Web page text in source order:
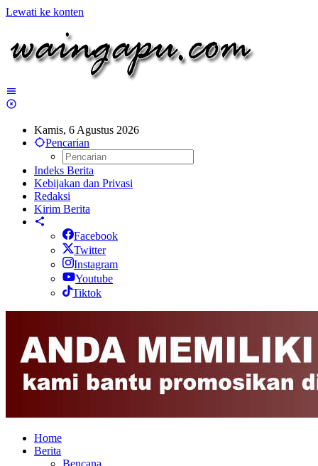
Lewati ke konten
Kamis, 6 Agustus 2026
Pencarian
Indeks Berita
Kebijakan dan Privasi
Redaksi
Kirim Berita
Facebook
Twitter
Instagram
Youtube
Tiktok
Home
Berita
Bencana